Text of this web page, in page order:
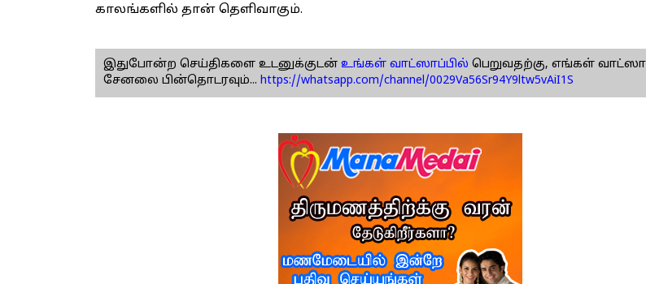
காலங்களில் தான் தெளிவாகும்.
இதுபோன்ற செய்திகளை உடனுக்குடன் உங்கள் வாட்ஸாப்பில் பெறுவதற்கு, எங்கள்
சேனலை பின்தொடரவும்... https://whatsapp.com/channel/0029Va56Sr94Y9ltw5vAiI1S